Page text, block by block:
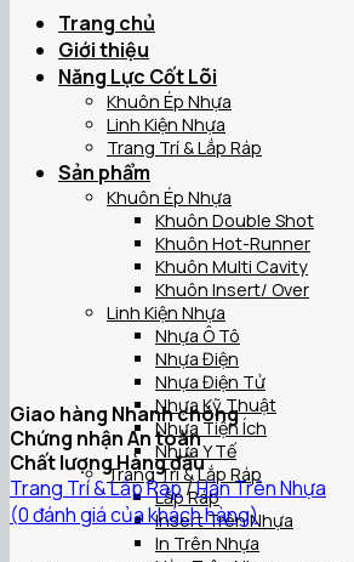
Trang chủ
Giới thiệu
Năng Lực Cốt Lõi
Khuôn Ép Nhựa
Linh Kiện Nhựa
Trang Trí & Lắp Ráp
Sản phẩm
Khuôn Ép Nhựa
Khuôn Double Shot
Khuôn Hot-Runner
Khuôn Multi Cavity
Khuôn Insert/ Over
Linh Kiện Nhựa
Nhựa Ô Tô
Nhựa Điện
Nhựa Điện Tử
Nhựa Kỹ Thuật
Nhựa Tiện Ích
Nhựa Y Tế
Trang Trí & Lắp Ráp
Lắp Ráp
Insert Trên Nhựa
In Trên Nhựa
Giao hàng Nhanh chóng
Chứng nhận An toàn
Chất lượng Hàng đầu
Trang Trí & Lắp Ráp/Hàn Trên Nhựa
(0đánh giá của khách hàng)